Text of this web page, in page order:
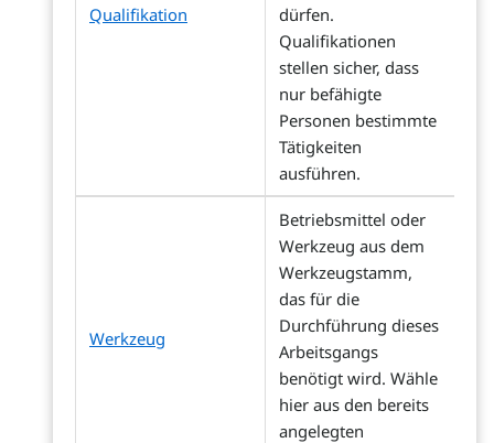
Qualifikation
dürfen.
Qualifikationen
stellen sicher, dass
nur befähigte
Personen bestimmte
Tätigkeiten
ausführen.
Werkzeug
Betriebsmittel oder
Werkzeug aus dem
Werkzeugstamm,
das für die
Durchführung dieses
Arbeitsgangs
benötigt wird. Wähle
hier aus den bereits
angelegten